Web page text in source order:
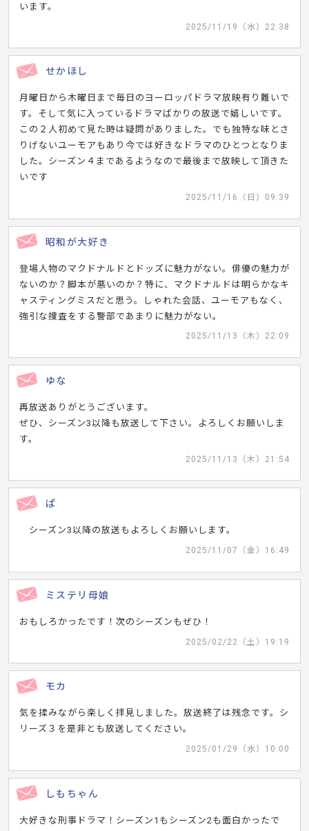
います。
2025/11/19（水）22:38
せかほし
月曜日から木曜日まで毎日のヨーロッパドラマ放映有り難いで
す。そして気に入っているドラマばかりの放送で嬉しいです。
この２人初めて見た時は疑問がありました。でも独特な味とさ
りげないユーモアもあり今では好きなドラマのひとつとなりま
した。シーズン４まであるようなので最後まで放映して頂きた
いです
2025/11/16（日）09:39
昭和が大好き
登場人物のマクドナルドとドッズに魅力がない。俳優の魅力が
ないのか？脚本が悪いのか？特に、マクドナルドは明らかなキ
ャスティングミスだと思う。しゃれた会話、ユーモアもなく、
強引な捜査をする警部であまりに魅力がない。
2025/11/13（木）22:09
ゆな
再放送ありがとうございます。
ぜひ、シーズン3以降も放送して下さい。よろしくお願いしま
す。
2025/11/13（木）21:54
ぱ
シーズン3以降の放送もよろしくお願いします。
2025/11/07（金）16:49
ミステリ母娘
おもしろかったです！次のシーズンもぜひ！
2025/02/22（土）19:19
モカ
気を揉みながら楽しく拝見しました。放送終了は残念です。シ
リーズ３を是非とも放送してください。
2025/01/29（水）10:00
しもちゃん
大好きな刑事ドラマ！シーズン1もシーズン2も面白かったで